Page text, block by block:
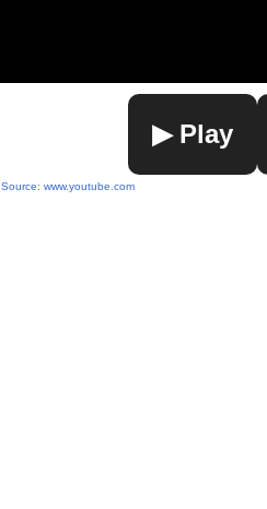
▶ Play
Source: www.youtube.com